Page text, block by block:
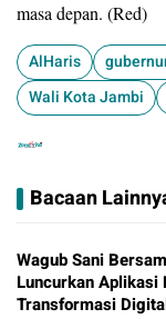
masa depan. (Red)
​AlHaris
Wali Kota Jambi
Bacaan
Wagub Sani
Luncurkan Aplikasi
Transformasi